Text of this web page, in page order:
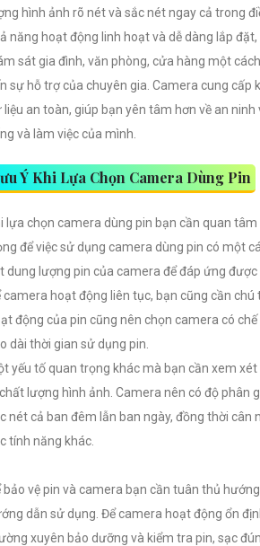
hình ảnh rõ nét và sắc nét ngay cả trong
năng hoạt động linh hoạt và dễ dàng lắp
sát gia đình, văn phòng, cửa hàng một
sự hỗ trợ của chuyên gia. Camera cung cấp
liệu an toàn, giúp bạn yên tâm hơn về an
và làm việc của mình.
Ý Khi Lựa Chọn Camera Dùng Pin
lựa chọn camera dùng pin bạn cần quan
để việc sử dụng camera dùng pin có một
dung lượng pin của camera để đáp ứng được
camera hoạt động liên tục, bạn cũng cần chú
động của pin cũng nên chọn camera có
dài thời gian sử dụng pin.
yếu tố quan trọng khác mà bạn cần xem
lượng hình ảnh. Camera nên có độ phân
nét cả ban đêm lẫn ban ngày, đồng thời cân
tính năng khác.
bảo vệ pin và camera bạn cần tuân thủ
dẫn sử dụng. Để camera hoạt động ổn
xuyên bảo dưỡng và kiểm tra pin, sạc